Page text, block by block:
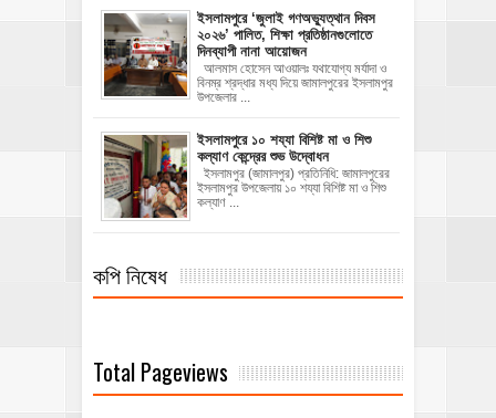
‎ইসলামপুরে ‘জুলাই গণঅভ্যুত্থান দিবস
২০২৬’ পালিত, শিক্ষা প্রতিষ্ঠানগুলোতে
দিনব্যাপী নানা আয়োজন
‎​আলমাস হোসেন আওয়ালঃ‎ ‎​যথাযোগ্য মর্যাদা ও
বিনম্র শ্রদ্ধার মধ্য দিয়ে জামালপুরের ইসলামপুর
উপজেলার ...
ইসলামপুরে ১০ শয্যা বিশিষ্ট মা ও শিশু
কল্যাণ কেন্দ্রের শুভ উদ্বোধন
ইসলামপুর (জামালপুর) প্রতিনিধি: জামালপুরের
ইসলামপুর উপজেলায় ১০ শয্যা বিশিষ্ট মা ও শিশু
কল্যাণ ...
কপি নিষেধ
Total Pageviews